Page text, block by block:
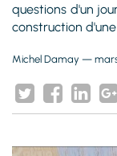
questions d'un
construction d'une
Michel Damay —